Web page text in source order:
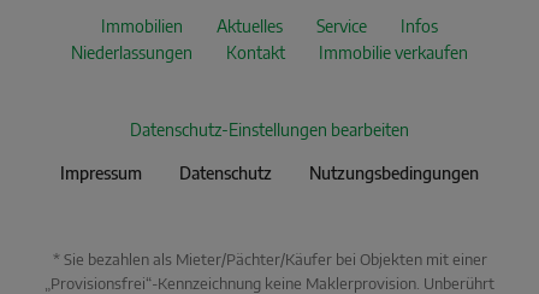
Immobilien Aktuelles Service
Infos
Niederlassungen
Kontakt Immobilie verkaufen
Datenschutz-Einstellungen bearbeiten
Impressum Datenschutz Nutzungsbedingungen
* Sie bezahlen als Mieter/Pächter/Käufer bei Objekten mit einer
„Provisionsfrei“-Kennzeichnung keine Maklerprovision. Unberührt